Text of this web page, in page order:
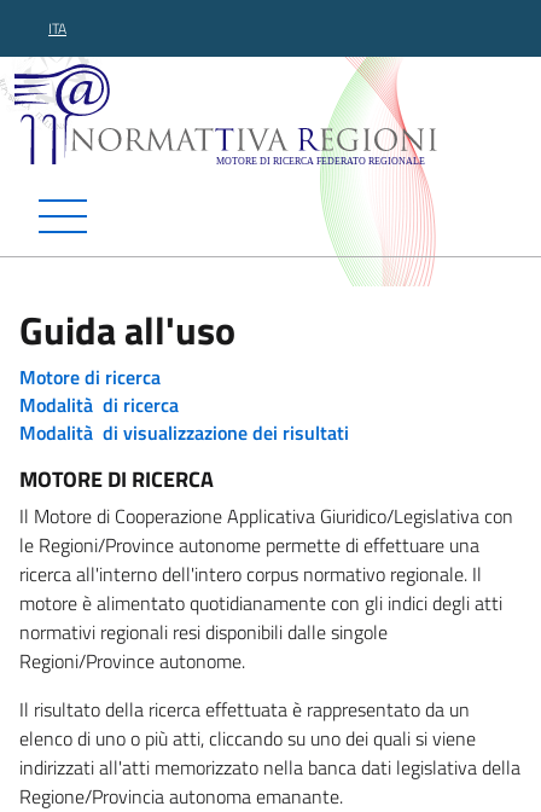
ITA
Normattiva Regioni -
Guida all'uso
Motore di ricerca
Modalità di ricerca
Modalità di visualizzazione dei risultati
MOTORE DI RICERCA
Il Motore di Cooperazione Applicativa Giuridico/Legislativa con
le Regioni/Province autonome permette di effettuare una
ricerca all'interno dell'intero corpus normativo regionale. Il
motore è alimentato quotidianamente con gli indici degli atti
normativi regionali resi disponibili dalle singole
Regioni/Province autonome.
Il risultato della ricerca effettuata è rappresentato da un
elenco di uno o più atti, cliccando su uno dei quali si viene
indirizzati all'atti memorizzato nella banca dati legislativa della
Regione/Provincia autonoma emanante.